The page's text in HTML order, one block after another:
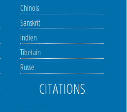
Chinois
Sanskrit
Indien
Tibetain
Russe
CITATIONS